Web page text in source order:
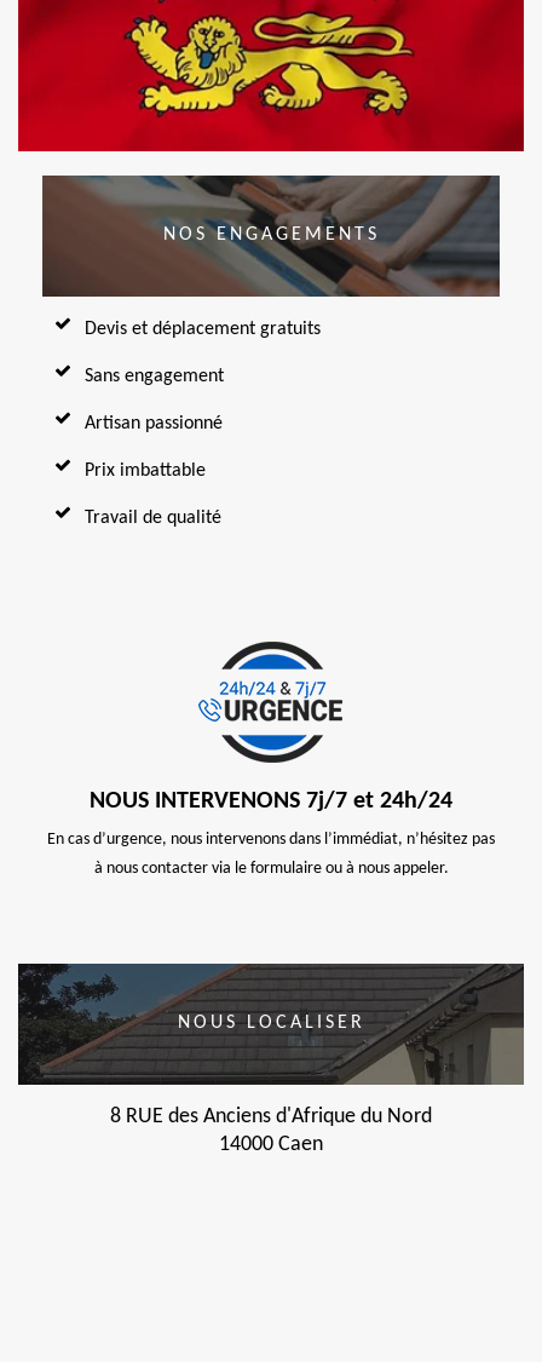
NOS ENGAGEMENTS
Devis et déplacement gratuits
Sans engagement
Artisan passionné
Prix imbattable
Travail de qualité
NOUS INTERVENONS 7j/7 et 24h/24
En cas d’urgence, nous intervenons dans l’immédiat, n’hésitez pas
à nous contacter via le formulaire ou à nous appeler.
NOUS LOCALISER
8 RUE des Anciens d'Afrique du Nord
14000 Caen